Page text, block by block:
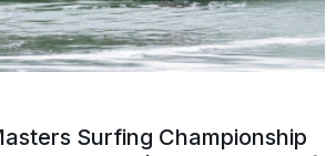
Surfing Championship